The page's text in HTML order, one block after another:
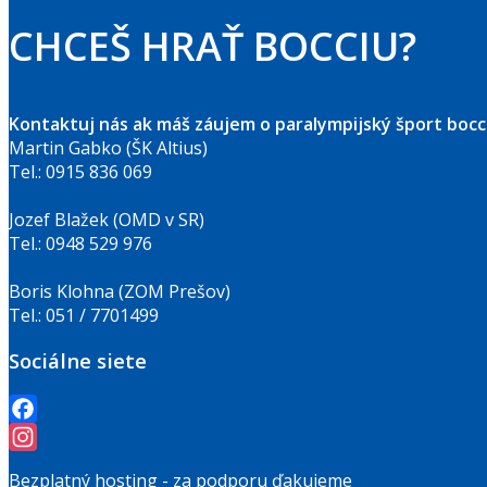
CHCEŠ HRAŤ BOCCIU?
Kontaktuj nás ak máš záujem o paralympijský šport
Martin Gabko (ŠK Altius)
Tel.: 0915 836 069
Jozef Blažek (OMD v SR)
Tel.: 0948 529 976
Boris Klohna (ZOM Prešov)
Tel.: 051 / 7701499
Sociálne siete
Facebook
Bezplatný hosting - za podporu ďakujeme